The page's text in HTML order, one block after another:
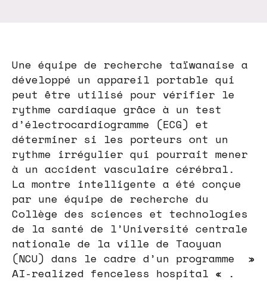
Une équipe de recherche taïwanaise a
développé un appareil portable qui
peut être utilisé pour vérifier le
rythme cardiaque grâce à un test
d’électrocardiogramme (ECG) et
déterminer si les porteurs ont un
rythme irrégulier qui pourrait mener
à un accident vasculaire cérébral.
La montre intelligente a été conçue
par une équipe de recherche du
Collège des sciences et technologies
de la santé de l’Université centrale
nationale de la ville de Taoyuan
(NCU) dans le cadre d’un programme »
AI-realized fenceless hospital « .